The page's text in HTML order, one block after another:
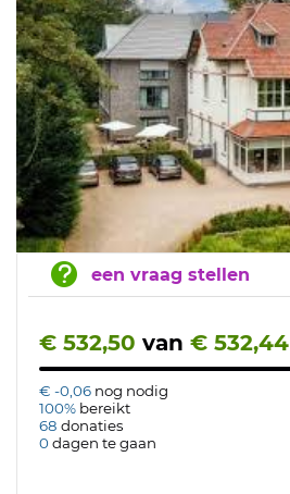
een vraag stellen
€ 532,50 van € 532,44
€ -0,06 nog nodig
100% bereikt
68 donaties
0dagen te gaan